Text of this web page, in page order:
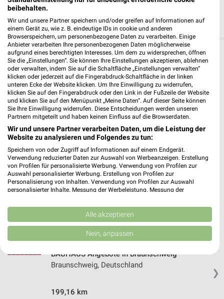
Weitere BAUHAUS Geschäfte mit
Angeboten in und um Hildesheim
4 Geschäfte und Orte
BAUHAUS Angebote in Hannover-Stadtmitte
Hannover-Stadtmitte, Deutschland
248,95 km
BAUHAUS
30165 Hannover
250,81 km
❯
BAUHAUS Angebote in Braunschweig
Braunschweig, Deutschland
199,16 km
beibehalten.
Wir und unsere Partner speichern und/oder greifen auf Informationen auf
einem Gerät zu, wie z. B. eindeutige IDs in cookie und anderen
Browserspeichern, um personenbezogene Daten zu verarbeiten. Einige
Anbieter verarbeiten Ihre personenbezogenen Daten möglicherweise
aufgrund eines berechtigten Interesses. Um dem zu widersprechen, öffnen
Sie die „Einstellungen“. Sie können Ihre Einstellungen akzeptieren, ablehnen
oder verwalten, indem Sie auf die Schaltfläche „Einstellungen verwalten“
klicken oder jederzeit auf die Fingerabdruck-Schaltfläche in der linken
unteren Ecke der Website klicken. Um Ihre Einwilligung zu widerrufen,
klicken Sie auf den Fingerabdruck oder den Link in der Fußzeile der Website
und klicken Sie auf den Menüpunkt „Meine Daten“. Auf dieser Seite können
Sie Ihre Einwilligung widerrufen. Diese Entscheidungen werden unseren
Partnern mitgeteilt und haben keinen Einfluss auf die Browserdaten.
Wir und unsere Partner verarbeiten Daten, um die Leistung der
Website zu analysieren und Folgendes zu tun:
Speichern von oder Zugriff auf Informationen auf einem Endgerät.
Verwendung reduzierter Daten zur Auswahl von Werbeanzeigen. Erstellung
von Profilen für personalisierte Werbung. Verwendung von Profilen zur
Auswahl personalisierter Werbung. Erstellung von Profilen zur
Personalisierung von Inhalten. Verwendung von Profilen zur Auswahl
personalisierter Inhalte. Messung der Werbeleistung. Messung der
Kombinationen von Daten aus verschiedenen Quellen. Entwicklung und
Verbesserung der Angebote. Verwendung reduzierter Daten zur Auswahl
von Inhalten.
Daten können außerhalb der Europäischen Union weitergegeben und in die
Website/App.
Partnerliste anzeigen (1 IAB-Anbieter)
IAB-Verarbeitungszwecke:
Alle akzeptieren
Nein, anpassen